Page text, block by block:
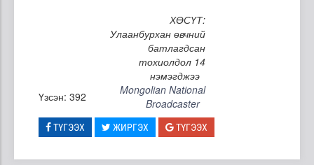
ХӨСҮТ:
Улаанбурхан өвчний
батлагдсан
тохиолдол 14
нэмэгджээ
Үзсэн: 392
Mongolian National
Broadcaster
ТҮГЭЭХ ЖИРГЭХ ТҮГЭЭХ